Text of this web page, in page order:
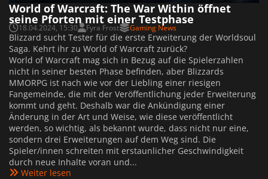
World of Warcraft: The War Within öffnet
seine Pforten mit einer Testphase
18.04.2024, 15:30 Fyra Frost Gaming News
Blizzard sucht Tester für die erste Erweiterung der Worldsoul
Saga. Kehrt ihr zu World of Warcraft zurück?
World of Warcraft mag sich in Bezug auf die Spielerzahlen
nicht in seiner besten Phase befinden, aber Blizzards
MMORPG ist nach wie vor der Liebling einer riesigen
Fangemeinde, die mit der Veröffentlichung jeder Erweiterung
kommt und geht. Deshalb war die Ankündigung einer
Änderung in der Art und Weise, wie diese veröffentlicht
werden, so wichtig, als bekannt wurde, dass nicht nur eine,
sondern drei Erweiterungen auf dem Weg sind. Die
Spieler/innen schreiten mit erstaunlicher Geschwindigkeit
durch neue Inhalte voran und...
Weiter lesen